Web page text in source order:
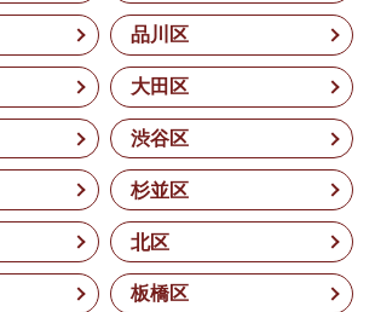
品川区
大田区
渋谷区
杉並区
北区
板橋区